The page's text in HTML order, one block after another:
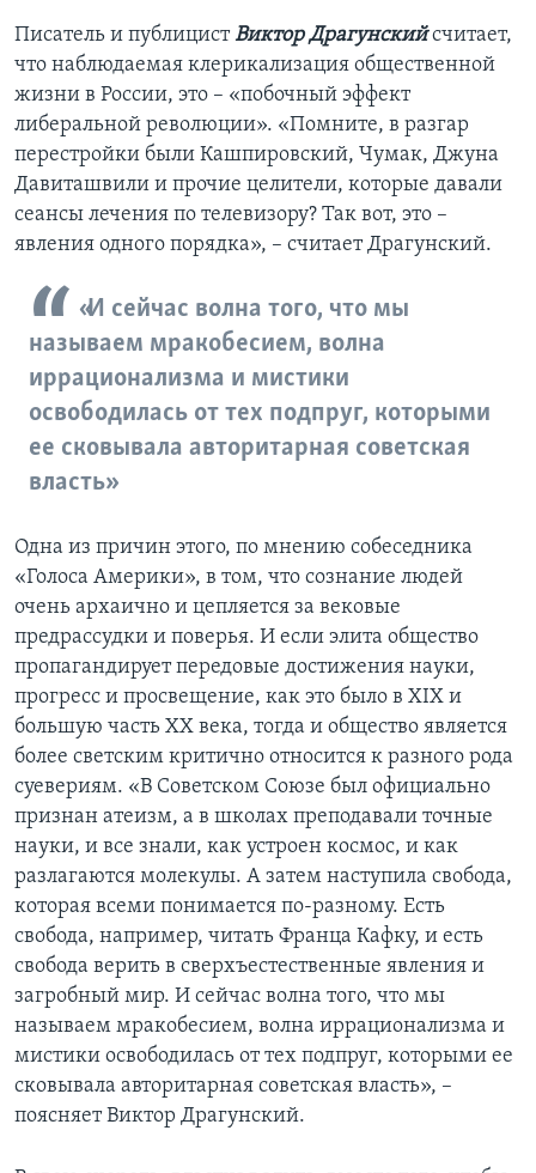
Писатель и публицистВиктор Драгунскийсчитает,
что наблюдаемая клерикализация общественной
жизни в России, это – «побочный эффект
либеральной революции». «Помните, в разгар
перестройки были Кашпировский, Чумак, Джуна
Давиташвили и прочие целители, которые давали
сеансы лечения по телевизору? Так вот, это –
явления одного порядка», – считает Драгунский.
«И сейчас волна того, что мы
называем мракобесием, волна
иррационализма и мистики
освободилась от тех подпруг, которыми
ее сковывала авторитарная советская
власть»
Одна из причин этого, по мнению собеседника
«Голоса Америки», в том, что сознание людей
очень архаично и цепляется за вековые
предрассудки и поверья. И если элита общество
пропагандирует передовые достижения науки,
прогресс и просвещение, как это было в XIX и
большую часть ХХ века, тогда и общество является
более светским критично относится к разного рода
суевериям. «В Советском Союзе был официально
признан атеизм, а в школах преподавали точные
науки, и все знали, как устроен космос, и как
разлагаются молекулы. А затем наступила свобода,
которая всеми понимается по-разному. Есть
свобода, например, читать Франца Кафку, и есть
свобода верить в сверхъестественные явления и
загробный мир. И сейчас волна того, что мы
называем мракобесием, волна иррационализма и
мистики освободилась от тех подпруг, которыми ее
сковывала авторитарная советская власть», –
поясняет Виктор Драгунский.